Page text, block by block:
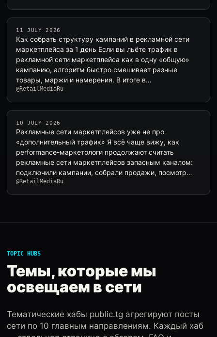
11 JULY 2026
Как собрать структуру кампаний в рекламной сети
маркетплейса за 1 день Если вы льёте трафик в
рекламной сети маркетплейса как в одну «общую»
кампанию, алгоритм быстро смешивает разные
товары, маржи и намерения. В итоге в…
@RetailMediaRu
10 JULY 2026
Рекламные сети маркетплейсов уже не про
«дополнительный трафик» Я всё чаще вижу, как
performance-маркетологи продолжают считать
рекламные сети маркетплейсов запасным каналом:
подключили кампании, собрали продажи, посмотр…
@RetailMediaRu
TOPIC HUBS
Темы, которые мы
освещаем в сети
Тематические хабы public.tg агрегируют посты
сети по 10 главным направлениям. Каждый хаб